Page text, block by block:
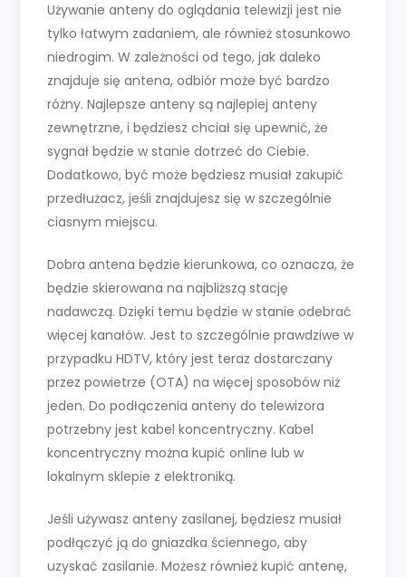
Używanie anteny do oglądania telewizji jest nie
tylko łatwym zadaniem, ale również stosunkowo
niedrogim. W zależności od tego, jak daleko
znajduje się antena, odbiór może być bardzo
różny. Najlepsze anteny są najlepiej anteny
zewnętrzne, i będziesz chciał się upewnić, że
sygnał będzie w stanie dotrzeć do Ciebie.
Dodatkowo, być może będziesz musiał zakupić
przedłużacz, jeśli znajdujesz się w szczególnie
ciasnym miejscu.
Dobra antena będzie kierunkowa, co oznacza, że
będzie skierowana na najbliższą stację
nadawczą. Dzięki temu będzie w stanie odebrać
więcej kanałów. Jest to szczególnie prawdziwe w
przypadku HDTV, który jest teraz dostarczany
przez powietrze (OTA) na więcej sposobów niż
jeden. Do podłączenia anteny do telewizora
potrzebny jest kabel koncentryczny. Kabel
koncentryczny można kupić online lub w
lokalnym sklepie z elektroniką.
Jeśli używasz anteny zasilanej, będziesz musiał
podłączyć ją do gniazdka ściennego, aby
uzyskać zasilanie. Możesz również kupić antenę,